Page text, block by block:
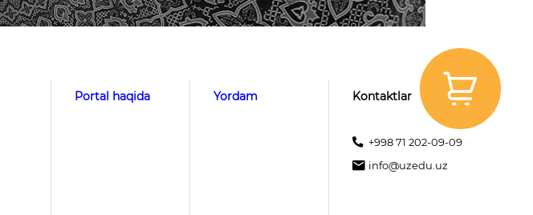
Portal haqida Yordam Kontaktlar
+998 71 202-09-09
info@uzedu.uz